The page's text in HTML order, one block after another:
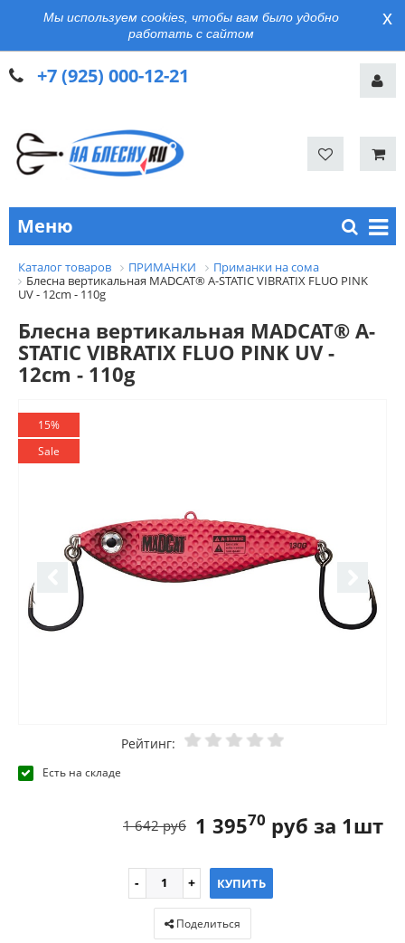
Мы используем cookies, чтобы вам было удобно
работать с сайтом
x
+7 (925) 000-12-21
Меню
Каталог товаров ПРИМАНКИ
Приманки на сома
Блесна вертикальная MADCAT® A-STATIC VIBRATIX FLUO PINK
UV - 12cm - 110g
Блесна вертикальная MADCAT® A-
STATIC VIBRATIX FLUO PINK UV -
12cm - 110g
15%
Sale
Рейтинг:
Есть на складе
1 39570 руб за 1шт
1 642 руб
КУПИТЬ
Поделиться